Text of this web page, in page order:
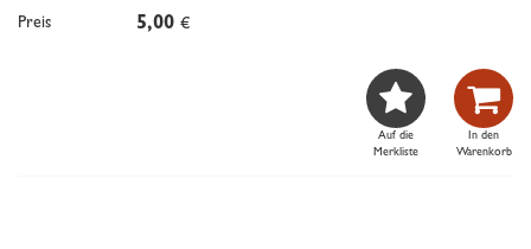
Preis
5,00 €

Auf die
Merkliste

In den
Warenkorb